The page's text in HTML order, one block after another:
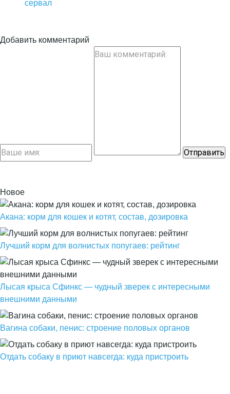
сервал
Добавить комментарий
Новое
Акана: корм для кошек и котят, состав, дозировка
Лучший корм для волнистых попугаев: рейтинг
Лысая крыса Сфинкс — чудный зверек с интересными
внешними данными
Вагина собаки, пенис: строение половых органов
Отдать собаку в приют навсегда: куда пристроить